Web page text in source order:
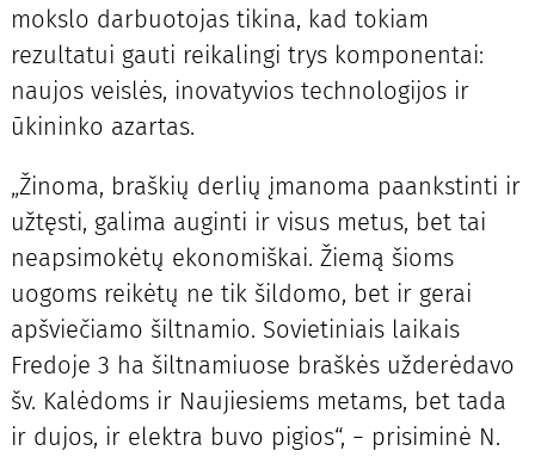
mokslo darbuotojas tikina, kad tokiam
rezultatui gauti reikalingi trys komponentai:
naujos veislės, inovatyvios technologijos ir
ūkininko azartas.
„Žinoma, braškių derlių įmanoma paankstinti ir
užtęsti, galima auginti ir visus metus, bet tai
neapsimokėtų ekonomiškai. Žiemą šioms
uogoms reikėtų ne tik šildomo, bet ir gerai
apšviečiamo šiltnamio. Sovietiniais laikais
Fredoje 3 ha šiltnamiuose braškės užderėdavo
šv. Kalėdoms ir Naujiesiems metams, bet tada
ir dujos, ir elektra buvo pigios“, − prisiminė N.